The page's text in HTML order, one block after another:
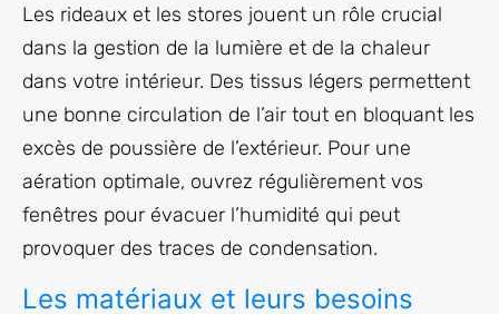
Les rideaux et les stores jouent un rôle crucial
dans la gestion de la lumière et de la chaleur
dans votre intérieur. Des tissus légers permettent
une bonne circulation de l’air tout en bloquant les
excès de poussière de l’extérieur. Pour une
aération optimale, ouvrez régulièrement vos
fenêtres pour évacuer l’humidité qui peut
provoquer des traces de condensation.
Les matériaux et leurs besoins